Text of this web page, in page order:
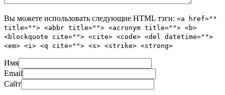
Вы можете использовать следующие HTML тэги: <a href=""
title=""> <abbr title=""> <acronym title=""> <b>
<blockquote cite=""> <cite> <code> <del datetime="">
<em> <i> <q cite=""> <s> <strike> <strong>
Имя
Email
Сайт